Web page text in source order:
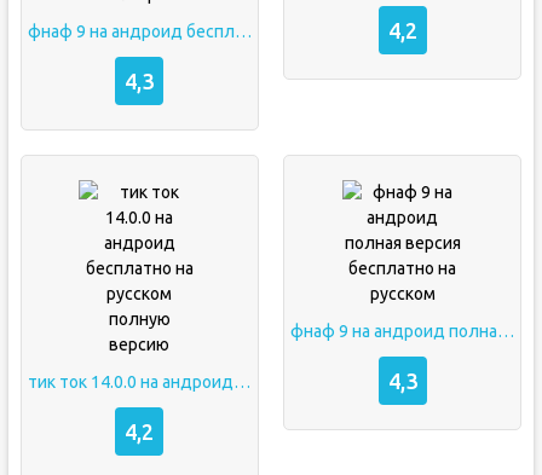
фнаф 9 на андроид бесплатно полную версию на русском языке бесплатно без вирусов на телефон
4,3
4,2
тик ток 14.0.0 на андроид бесплатно на русском полную версию
4,2
фнаф 9 на андроид полная версия бесплатно на русском
4,3